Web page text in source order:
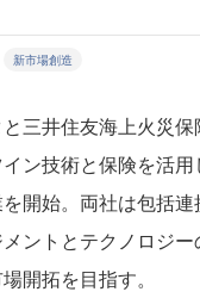
新市場創造
三井住友海上火災
ン技術と保険を活
開始。両社は包括
ントとテクノロジ
開拓を目指す。